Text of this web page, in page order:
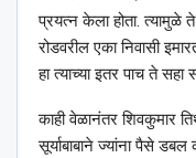
प्रयत्न केला होता. त्यामुळे
रोडवरील एका निवासी
हा त्याच्या इतर पाच ते सहा
काही वेळानंतर शिवकुमार
सूर्याबाबाने ज्यांना पैसे